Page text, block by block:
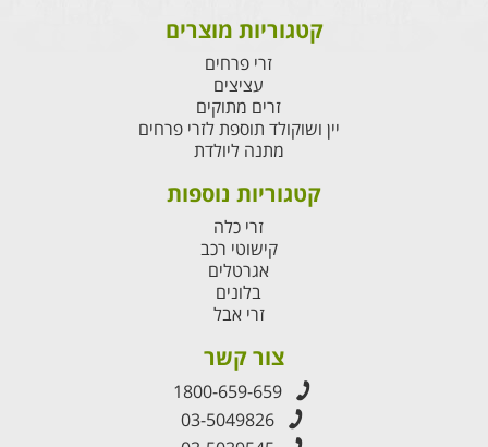
קטגוריות מוצרים
זרי פרחים
עציצים
זרים מתוקים
יין ושוקולד תוספת לזרי פרחים
מתנה ליולדת
קטגוריות נוספות
זרי כלה
קישוטי רכב
אגרטלים
בלונים
זרי אבל
צור קשר
1800-659-659
03-5049826